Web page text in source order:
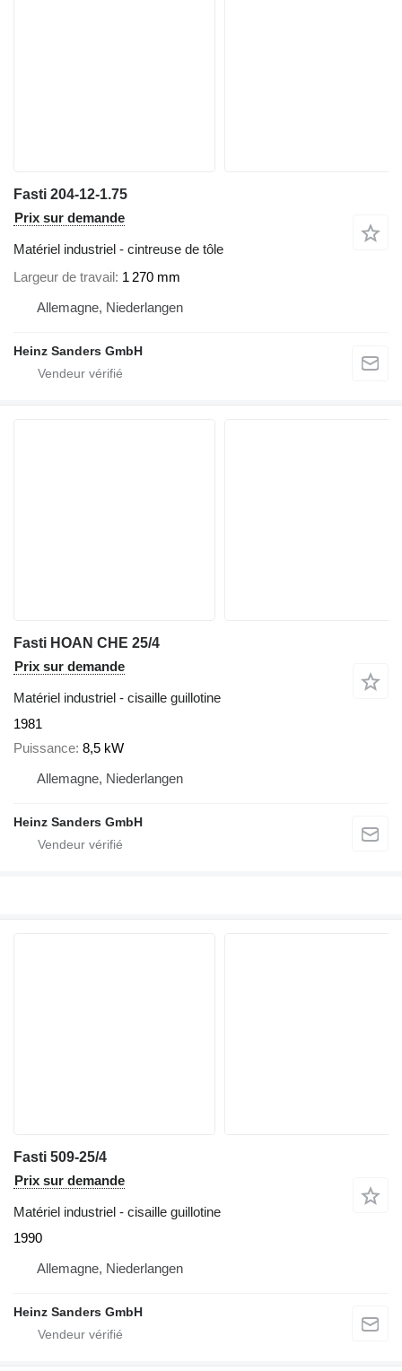
Fasti 204-12-1.75
Prix sur demande
Matériel industriel - cintreuse de tôle
Largeur de travail 1 270 mm
Allemagne, Niederlangen
Heinz Sanders GmbH
Fasti HOAN CHE 25/4
Prix sur demande
Matériel industriel - cisaille guillotine
1981
Puissance 8,5 kW
Allemagne, Niederlangen
Heinz Sanders GmbH
Fasti 509-25/4
Prix sur demande
Matériel industriel - cisaille guillotine
1990
Allemagne, Niederlangen
Heinz Sanders GmbH